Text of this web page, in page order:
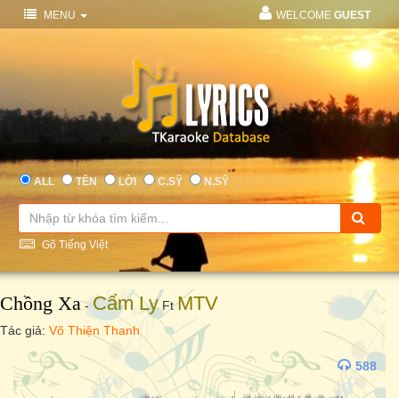
MENU WELCOME GUEST
ALL TÊN LỜI C.SỸ N.SỸ
Gõ Tiếng Việt
Chồng Xa-Cẩm LyFtMTV
Tác giả: Võ Thiện Thanh
588